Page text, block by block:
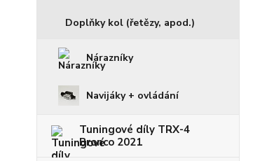
Doplňky kol (řetězy, apod.)
Nárazníky
Navijáky + ovládání
Tuningové díly TRX-4
Bronco 2021